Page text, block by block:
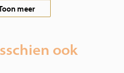
meer
ook